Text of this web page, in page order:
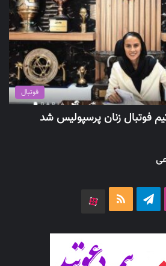
فوتبال
فوتبال زنان پرسپولیس شد
اینستاگرامتلگرام خوراک